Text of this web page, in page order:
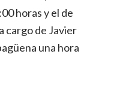
horas y el de
cargo de Javier
una hora